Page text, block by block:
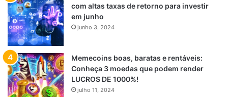
com altas taxas de retorno para investir
em junho
junho 3, 2024
Memecoins boas, baratas e rentáveis:
Conheça 3 moedas que podem render
LUCROS DE 1000%!
julho 11, 2024